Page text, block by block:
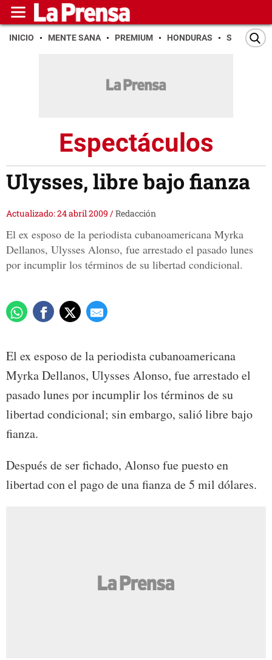
INICIO MENTE SANA PREMIUM HONDURAS SAN PEDRO
Espectáculos
Ulysses, libre bajo fianza
Actualizado: 24 abril 2009 /Redacción
El ex esposo de la periodista cubanoamericana Myrka
Dellanos, Ulysses Alonso, fue arrestado el pasado lunes
por incumplir los términos de su libertad condicional.
El ex esposo de la periodista cubanoamericana
Myrka Dellanos, Ulysses Alonso, fue arrestado el
pasado lunes por incumplir los términos de su
libertad condicional; sin embargo, salió libre bajo
fianza.
Después de ser fichado, Alonso fue puesto en
libertad con el pago de una fianza de 5 mil dólares.